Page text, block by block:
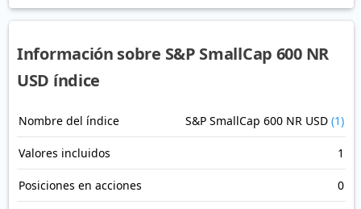
Información sobre S&P SmallCap 600 NR
USD índice
Nombre del índice S&P SmallCap 600 NR USD (1)
Valores incluidos 1
Posiciones en acciones 0